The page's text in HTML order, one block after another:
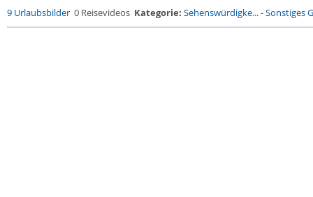
9 Urlaubsbilder 0 Reisevideos Kategorie: Sehenswürdigke...-Sonstiges